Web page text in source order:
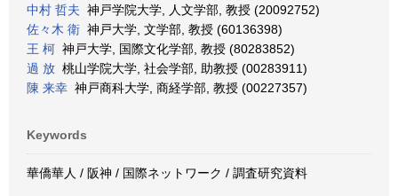
中村 哲夫 神戸学院大学, 人文学部, 教授 (20092752)
佐々木 衛 神戸大学, 文学部, 教授 (60136398)
王 柯 神戸大学, 国際文化学部, 教授 (80283852)
過 放 桃山学院大学, 社会学部, 助教授 (00283911)
陳 来幸 神戸商科大学, 商経学部, 教授 (00227357)
Keywords
華僑華人 / 阪神 / 国際ネットワーク / 調査研究資料